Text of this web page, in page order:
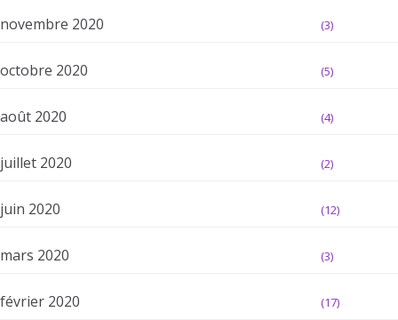
novembre 2020 (3)
octobre 2020 (5)
août 2020 (4)
juillet 2020 (2)
juin 2020 (12)
mars 2020 (3)
février 2020 (17)